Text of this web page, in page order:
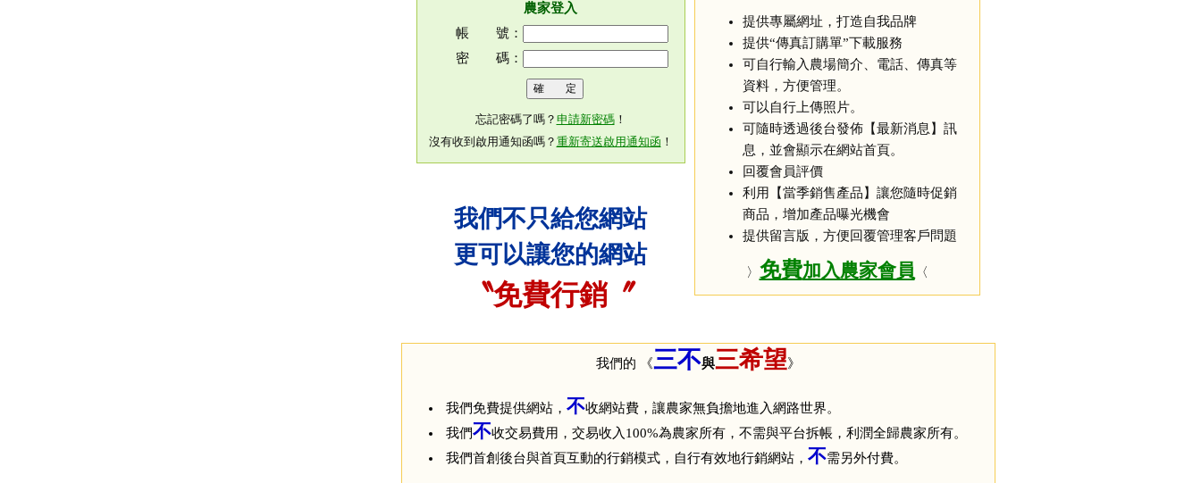
農家登入
帳 號：
密 碼：
忘記密碼了嗎？ 申請新密碼！
沒有收到啟用通知函嗎？ 重新寄送啟用通知函 ！
我們不只給您網站
更可以讓您的網站
〝免費行銷〞
提供專屬網址，打造自我品牌
提供“傳真訂購單”下載服務
可自行輸入農場簡介、電話、傳真等
資料，方便管理。
可以自行上傳照片。
可隨時透過後台發佈【最新消息】訊
息，並會顯示在網站首頁。
回覆會員評價
利用【當季銷售產品】讓您隨時促銷
商品，增加產品曝光機會
提供留言版，方便回覆管理客戶問題
〉 免費加入農家會員 〈
我們的 《三不與三希望》
我們免費提供網站，不收網站費，讓農家無負擔地進入網路世界。
我們不收交易費用，交易收入100%為農家所有，不需與平台拆帳，利潤全歸農家所有。
我們首創後台與首頁互動的行銷模式，自行有效地行銷網站，不需另外付費。